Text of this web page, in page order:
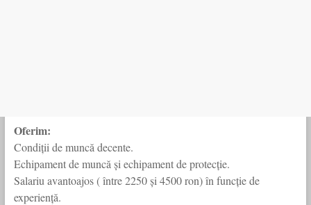
Oferim:
Condiții de muncă decente.
Echipament de muncă și echipament de protecție.
Salariu avantoajos ( între 2250 și 4500 ron) în funcție de
experiență.